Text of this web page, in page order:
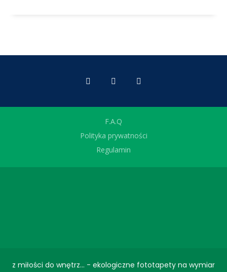
F.A.Q
Polityka prywatności
Regulamin
z miłości do wnętrz... - ekologiczne fototapety na wymiar